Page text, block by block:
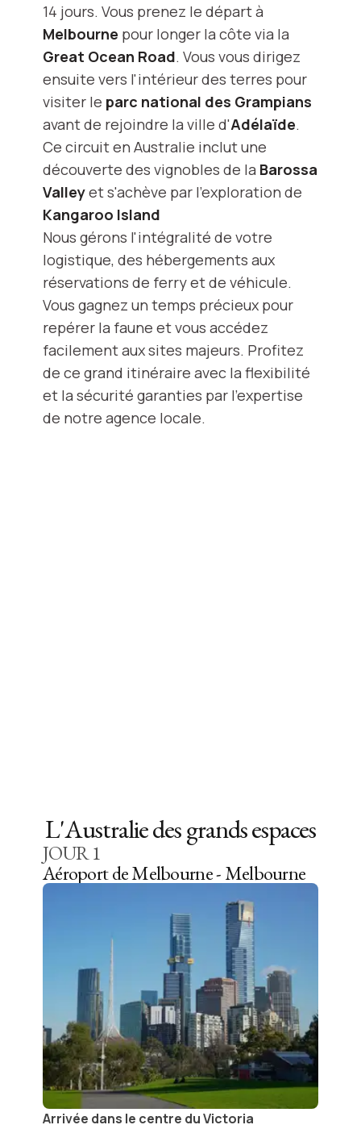
14 jours. Vous prenez le départ à
Melbourne pour longer la côte via la
Great Ocean Road. Vous vous dirigez
ensuite vers l'intérieur des terres pour
visiter le parc national des Grampians
avant de rejoindre la ville d'Adélaïde.
Ce circuit en Australie inclut une
découverte des vignobles de la Barossa
Valleyet s'achève par l'exploration de
Kangaroo Island
Nous gérons l'intégralité de votre
logistique, des hébergements aux
réservations de ferry et de véhicule.
Vous gagnez un temps précieux pour
repérer la faune et vous accédez
facilement aux sites majeurs. Profitez
de ce grand itinéraire avec la flexibilité
et la sécurité garanties par l'expertise
de notre agence locale.
L'Australie des grands espaces
JOUR1
Aéroport de Melbourne - Melbourne
Arrivée dans le centre du Victoria